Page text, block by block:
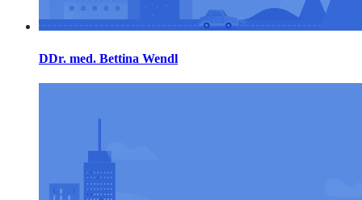
DDr. med. Bettina Wendl